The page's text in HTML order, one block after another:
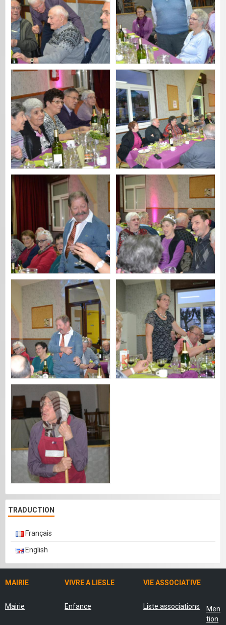
TRADUCTION
Français
English
MAIRIE VIVRE A LIESLE VIE ASSOCIATIVE
Mairie Enfance Liste associations
Men
tion